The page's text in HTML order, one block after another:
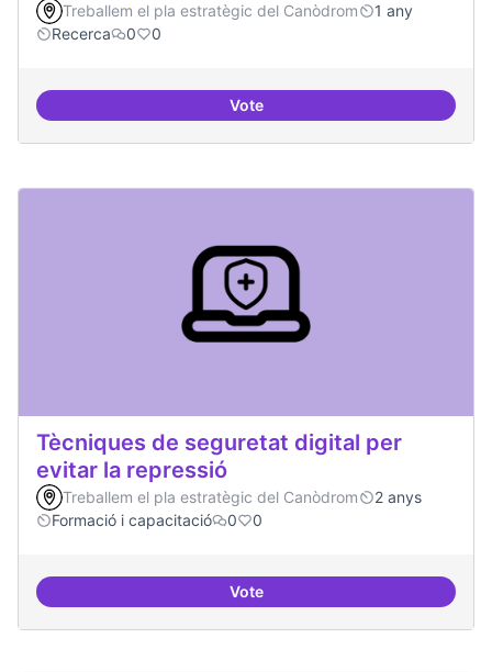
Treballem el pla estratègic del Canòdrom
1 any
Recerca
0 0
VoteTecnologies lliures en servidors
Tècniques de seguretat digital per
evitar la repressió
Treballem el pla estratègic del Canòdrom
2 anys
Formació i capacitació
0 0
VoteTècniques de seguretat digital